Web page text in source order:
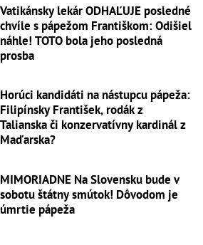
Vatikánsky lekár ODHAĽUJE posledné
chvíle s pápežom Františkom: Odišiel
náhle! TOTO bola jeho posledná
prosba
Horúci kandidáti na nástupcu pápeža:
Filipínsky František, rodák z
Talianska či konzervatívny kardinál z
Maďarska?
MIMORIADNE Na Slovensku bude v
sobotu štátny smútok! Dôvodom je
úmrtie pápeža